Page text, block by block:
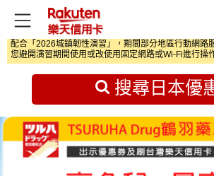
打
開
配合「2026城鎮韌性演習」，期間部分地區行動網路
您避開演習期間使用或改使用固定網路或Wi‑Fi進行操
首頁 日本旅遊優惠
搜尋日本優